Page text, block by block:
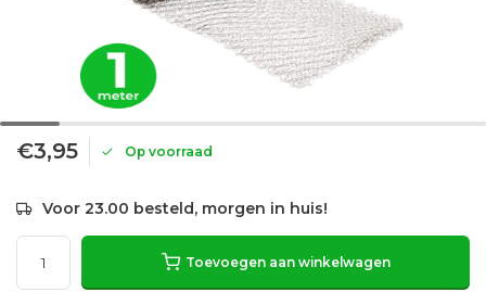
€3,95 Op voorraad
Voor 23.00 besteld, morgen in huis!
Toevoegen aan winkelwagen